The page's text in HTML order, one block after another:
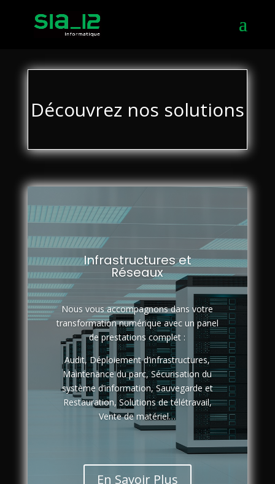
Découvrez nos solutions
Infrastructures et
Réseaux
Nous vous accompagnons dans votre
transformation numérique avec un panel
de prestations complet :
Audit, Déploiement d’infrastructures,
Maintenance du parc, Sécurisation du
système d’information, Sauvegarde et
Restauration, Solutions de télétravail,
Vente de matériel…
En Savoir Plus